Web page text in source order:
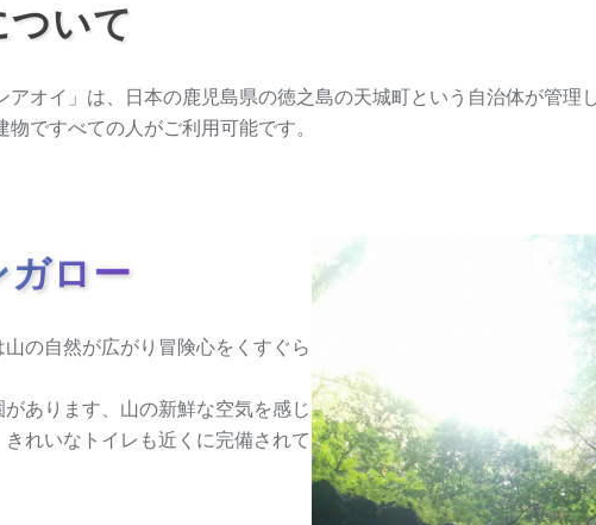
いて
オイ」は、日本の鹿児島県の徳之島の天城町という自治体が管理
ですべての人がご利用可能です。
ロー
の自然が広がり冒険心をくすぐら
あります、山の新鮮な空気を感じ
れいなトイレも近くに完備されて